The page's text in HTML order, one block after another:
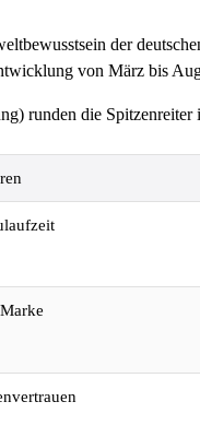
der
von März bis
runden die Spitzenreiter